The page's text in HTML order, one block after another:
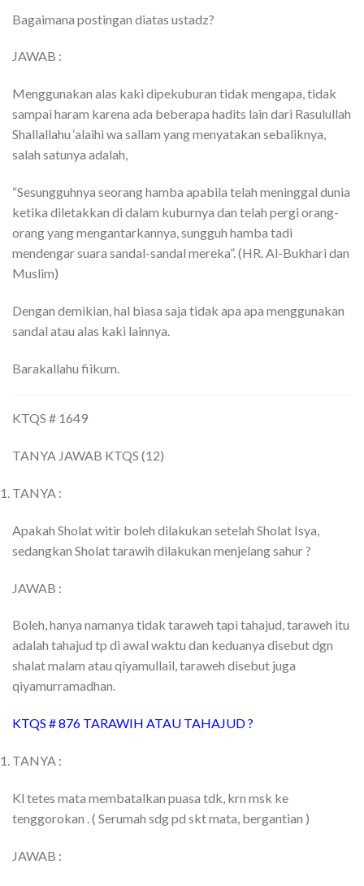
Bagaimana postingan diatas ustadz?
JAWAB :
Menggunakan alas kaki dipekuburan tidak mengapa, tidak
sampai haram karena ada beberapa hadits lain dari Rasulullah
Shallallahu ‘alaihi wa sallam yang menyatakan sebaliknya,
salah satunya adalah,
“Sesungguhnya seorang hamba apabila telah meninggal dunia
ketika diletakkan di dalam kuburnya dan telah pergi orang-
orang yang mengantarkannya, sungguh hamba tadi
mendengar suara sandal-sandal mereka”. (HR. Al-Bukhari dan
Muslim)
Dengan demikian, hal biasa saja tidak apa apa menggunakan
sandal atau alas kaki lainnya.
Barakallahu fiikum.
KTQS # 1649
TANYA JAWAB KTQS (12)
TANYA :
Apakah Sholat witir boleh dilakukan setelah Sholat Isya,
sedangkan Sholat tarawih dilakukan menjelang sahur ?
JAWAB :
Boleh, hanya namanya tidak taraweh tapi tahajud, taraweh itu
adalah tahajud tp di awal waktu dan keduanya disebut dgn
shalat malam atau qiyamullail, taraweh disebut juga
qiyamurramadhan.
KTQS # 876 TARAWIH ATAU TAHAJUD ?
TANYA :
Kl tetes mata membatalkan puasa tdk, krn msk ke
tenggorokan . ( Serumah sdg pd skt mata, bergantian )
JAWAB :